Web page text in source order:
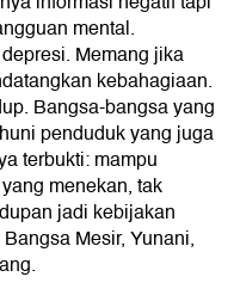
mental.
Memang jika
kebahagiaan.
Bangsa-bangsa yang
penduduk yang juga
terbukti: mampu
menekan, tak
jadi kebijakan
Mesir, Yunani,